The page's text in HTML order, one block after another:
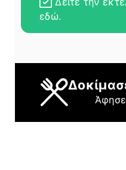
εδώ.